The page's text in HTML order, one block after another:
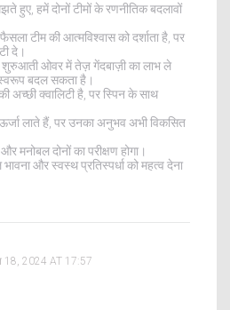
हुए, हमें दोनों टीमों के रणनीतिक बदलावों
टीम की आत्मविश्वास को दर्शाता है, पर
दे।
शुरुआती ओवर में तेज़ गेंदबाज़ी का लाभ ले
बदल सकता है।
अच्छी क्वालिटी है, पर स्पिन के साथ
लाते हैं, पर उनका अनुभव अभी विकसित
दोनों का परीक्षण होगा।
और स्वस्थ प्रतिस्पर्धा को महत्व देना
18, 2024 AT 17:57